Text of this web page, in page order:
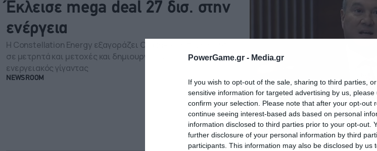
PowerGame.gr - Media.gr
If you wish to opt-out of the sale, sharing to third parties,
sensitive information for targeted advertising by us,
confirm your selection. Please note that after your opt-out
continue seeing interest-based ads based on personal
information disclosed to third parties prior to your opt-out.
further disclosure of your personal information by third
participants. This information may also be disclosed by us
Έκλεισε mega deal 27 δισ. στην
ενέργεια
Η Constellation Energy εξαγοράζει Calpine έναντι 26,6 δισ.
σε μετρητά και μετοχές και δημιουργείται ένας
ενεργειακός γίγαντας
NEWSROOM